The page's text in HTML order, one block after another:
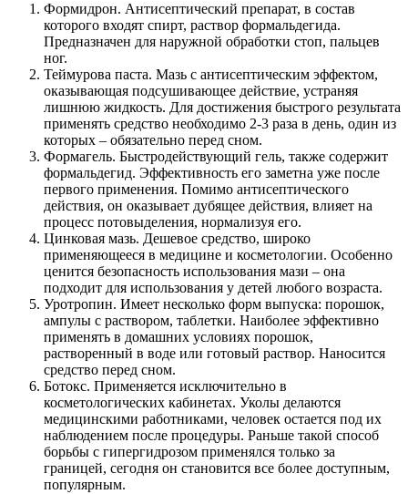
Формидрон. Антисептический препарат, в состав
которого входят спирт, раствор формальдегида.
Предназначен для наружной обработки стоп, пальцев
ног.
Теймурова паста. Мазь с антисептическим эффектом,
оказывающая подсушивающее действие, устраняя
лишнюю жидкость. Для достижения быстрого результата
применять средство необходимо 2-3 раза в день, один из
которых – обязательно перед сном.
Формагель. Быстродействующий гель, также содержит
формальдегид. Эффективность его заметна уже после
первого применения. Помимо антисептического
действия, он оказывает дубящее действия, влияет на
процесс потовыделения, нормализуя его.
Цинковая мазь. Дешевое средство, широко
применяющееся в медицине и косметологии. Особенно
ценится безопасность использования мази – она
подходит для использования у детей любого возраста.
Уротропин. Имеет несколько форм выпуска: порошок,
ампулы с раствором, таблетки. Наиболее эффективно
применять в домашних условиях порошок,
растворенный в воде или готовый раствор. Наносится
средство перед сном.
Ботокс. Применяется исключительно в
косметологических кабинетах. Уколы делаются
медицинскими работниками, человек остается под их
наблюдением после процедуры. Раньше такой способ
борьбы с гипергидрозом применялся только за
границей, сегодня он становится все более доступным,
популярным.